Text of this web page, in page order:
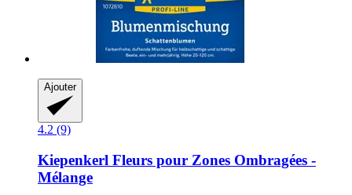
Ajouter
4.2 (9)
Kiepenkerl Fleurs pour Zones Ombragées -​
Mélange